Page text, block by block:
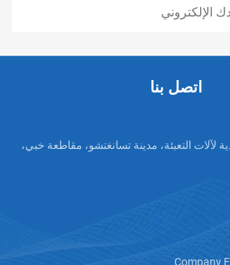
اتصل بنا
لآلات التعبئة، مدينة تسانغتشو، مقاطعة خبي،
Company